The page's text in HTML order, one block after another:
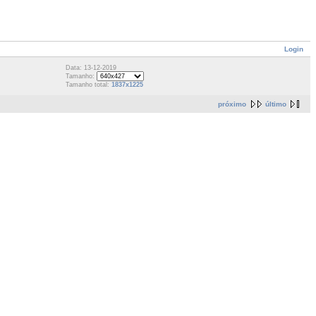
Login
Data: 13-12-2019
Tamanho:
Tamanho total: 1837x1225
próximo último